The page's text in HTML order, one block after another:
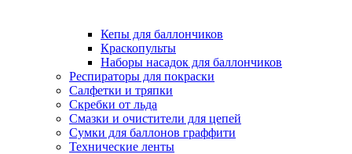
Кепы для баллончиков
Краскопульты
Наборы насадок для баллончиков
Респираторы для покраски
Салфетки и тряпки
Скребки от льда
Смазки и очистители для цепей
Сумки для баллонов граффити
Технические ленты